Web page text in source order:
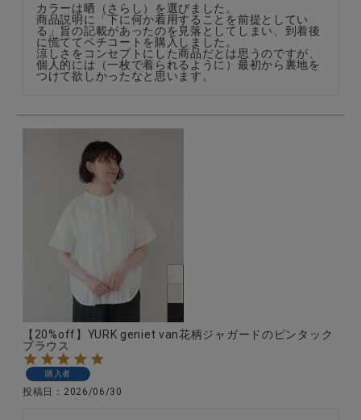
カラーは晒（さらし）を選びました。
商品説明に「下に何か着用することを前提としてい
る」旨の記載があったのを見落としてしまい、到着後
に慌ててペチコートを購入しました。
涼しさをコンセプトにした商品だとは思うのですが、
個人的には（一枚で着られるように）最初から裏地を
つけて欲しかったなと思います。
【20%off】YURK geniet van花柄ジャガードのピンタック
ブラウス
購入者
投稿日 2026/06/30